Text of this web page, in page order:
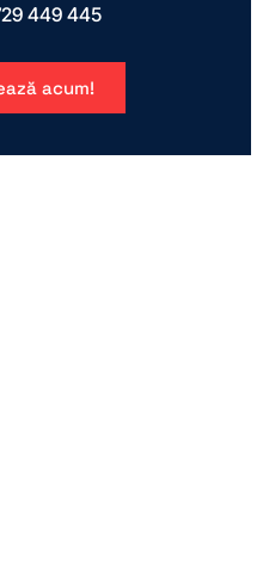
449 445
acum!